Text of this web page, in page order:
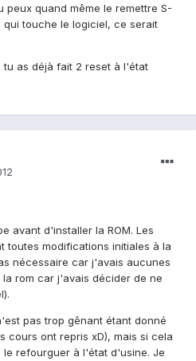
peux quand même le remettre S-
touche le logiciel, ce serait
as déjà fait 2 reset à l'état
avant d'installer la ROM. Les
toutes modifications initiales à la
nécessaire car j'avais aucunes
rom car j'avais décider de ne
pas trop gênant étant donné
cours ont repris xD), mais si cela
refourguer à l'état d'usine. Je